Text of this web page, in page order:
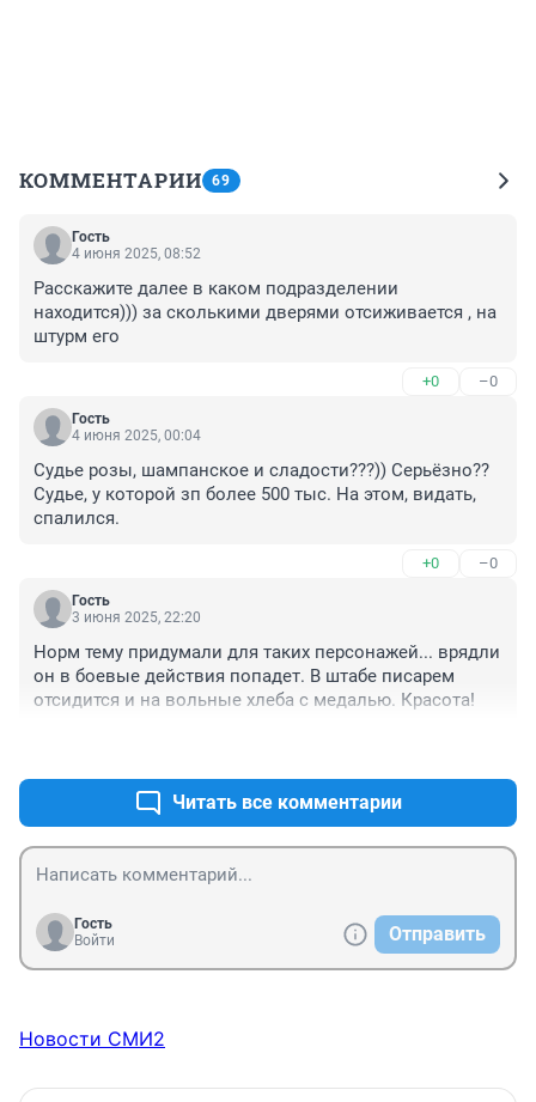
КОММЕНТАРИИ 69
Гость
4 июня 2025, 08:52
Расскажите далее в каком подразделении
находится))) за сколькими дверями отсиживается , на
штурм его
+0 –0
Гость
4 июня 2025, 00:04
Судье розы, шампанское и сладости???)) Серьёзно??
Судье, у которой зп более 500 тыс. На этом, видать,
спалился.
+0 –0
Гость
3 июня 2025, 22:20
Норм тему придумали для таких персонажей... врядли
он в боевые действия попадет. В штабе писарем
отсидится и на вольные хлеба с медалью. Красота!
Читать все комментарии
Гость
Войти
Отправить
Новости СМИ2